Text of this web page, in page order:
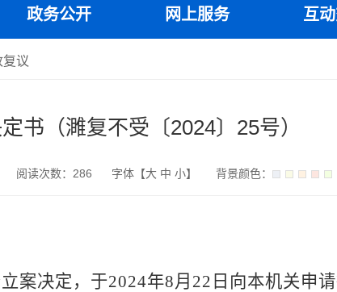
政务公开 网上服务 互
复议
书（濉复不受〔2024〕25号）
阅读次数： 286 字体【大 中 小】 背景颜色：
案决定，于2024年8月22日 向本机关申